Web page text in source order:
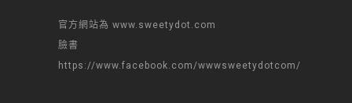
官方網站為 www.sweetydot.com
臉書
https://www.facebook.com/wwwsweetydotcom/